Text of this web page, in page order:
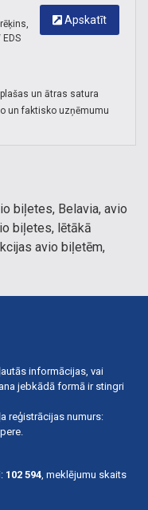
Apskatīt
un ātras satura
un faktisko uzņēmumu
biļetes, Belavia, avio
biļetes, lētākā
avio biļetēm,
informācijas, vai
jebkādā formā ir stingri
reģistrācijas numurs:
102 594, meklējumu skaits